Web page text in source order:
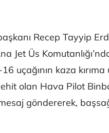
Recep Tayyip
Jet Üs
uçağının kaza kırıma
olan Hava Pilot
göndererek,